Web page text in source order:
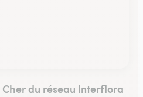
du réseau Interflora